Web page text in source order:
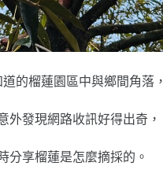
的榴蓮園區中與鄉間角落，
外發現網路收訊好得出奇，
分享榴蓮是怎麼摘採的。